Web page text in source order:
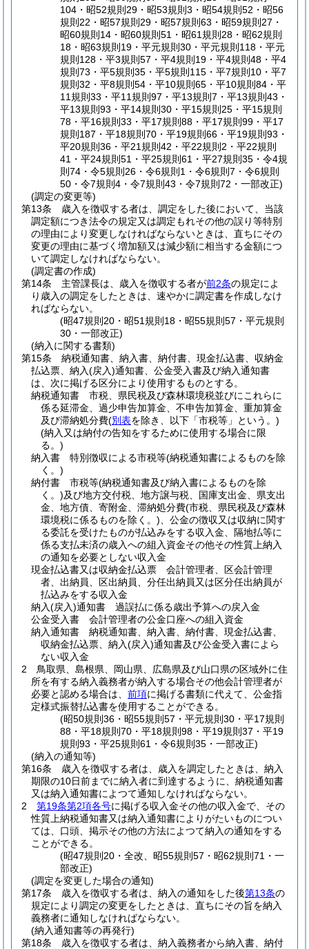
104・昭52規則29・昭53規則3・昭54規則52・昭56
規則22・昭57規則29・昭57規則63・昭59規則27・
昭60規則14・昭60規則51・昭61規則28・昭62規則
18・昭63規則19・平元規則30・平元規則118・平元
規則128・平3規則57・平4規則19・平4規則48・平4
規則73・平5規則35・平5規則115・平7規則10・平7
規則32・平8規則54・平10規則65・平10規則84・平
11規則33・平11規則97・平13規則7・平13規則43・
平13規則93・平14規則30・平15規則25・平15規則
78・平16規則33・平17規則88・平17規則99・平17
規則187・平18規則70・平19規則66・平19規則93・
平20規則36・平21規則42・平22規則2・平22規則
41・平24規則51・平25規則61・平27規則35・令4規
則74・令5規則26・令6規則1・令6規則7・令6規則
50・令7規則4・令7規則43・令7規則72・一部改正)
(調定の変更等)
第13条
歳入を徴収する者は、調定をした後において、当該
調定額につき法令の規定又は調定もれその他の誤り等特別
の理由により変更しなければならないときは、直ちにその
変更の理由に基づく増加額又は減少額に相当する金額につ
いて調定しなければならない。
(調定書の作成)
第14条
主管課長は、歳入を徴収する者が前2条の規定によ
り歳入の調定をしたときは、速やかに調定書を作成しなけ
ればならない。
(昭47規則20・昭51規則18・昭55規則57・平元規則
30・一部改正)
(納入に関する書類)
第15条
納税通知書、納入書、納付書、現金払込書、収納金
払込票、納入(戻入)通知書、公金受入書及び納入通知書
は、次に掲げる区分により使用するものとする。
納税通知書 市税、県民税及び森林環境税並びにこれらに
係る延滞金、過少申告加算金、不申告加算金、重加算金
及び滞納処分費(別表を除き、以下「市税等」という。)
(納入又は納付の告知をするために使用する場合に限
る。)
納入書 特別徴収による市税等(納税通知書によるものを除
く。)
納付書 市税等(納税通知書及び納入書によるものを除
く。)及び地方交付税、地方譲与税、国庫支出金、県支出
金、地方債、寄附金、滞納処分費(市税、県民税及び森林
環境税に係るものを除く。) 、公金の徴収又は収納に関す
る委託を受けたものが払込みをする収入金、隔地払等に
係る支払未済の歳入への組入資金その他その性質上納入
の通知を必要としない収入金
現金払込書又は収納金払込票 会計管理者、区会計管理
者、出納員、区出納員、分任出納員又は区分任出納員が
払込みをする収入金
納入(戻入)通知書 過誤払に係る歳出予算への戻入金
公金受入書 会計管理者の公金口座への組入資金
納入通知書 納税通知書、納入書、納付書、現金払込書、
収納金払込票、納入(戻入)通知書及び公金受入書によら
ない収入金
2
鳥取県、島根県、岡山県、広島県及び山口県の区域外に住
所を有する納入義務者が納入する場合その他会計管理者が
必要と認める場合は、 前項に掲げる書類に代えて、公金指
定様式振替払込書を使用することができる。
(昭50規則36・昭55規則57・平元規則30・平17規則
88・平18規則70・平18規則98・平19規則37・平19
規則93・平25規則61・令6規則35・一部改正)
(納入の通知等)
第16条
歳入を徴収する者は、歳入を調定したときは、納入
期限の10日前までに納入者に到達するように、納税通知書
又は納入通知書によつて通知しなければならない。
2
第19条第2項各号に掲げる収入金その他の収入金で、その
性質上納税通知書又は納入通知書によりがたいものについ
ては、口頭、掲示その他の方法によつて納入の通知をする
ことができる。
(昭47規則20・全改、昭55規則57・昭62規則71・一
部改正)
(調定を変更した場合の通知)
第17条
歳入を徴収する者は、納入の通知をした後第13条の
規定により調定の変更をしたときは、直ちにその旨を納入
義務者に通知しなければならない。
(納入通知書等の再発行)
第18条
歳入を徴収する者は、納入義務者から納入書、納付